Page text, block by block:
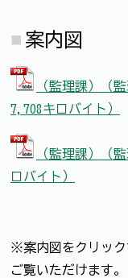
案内図
（監理課）（
7,708キロバイト）
（監理課）（
ロバイト）
※案内図をクリック
ご覧いただけます。